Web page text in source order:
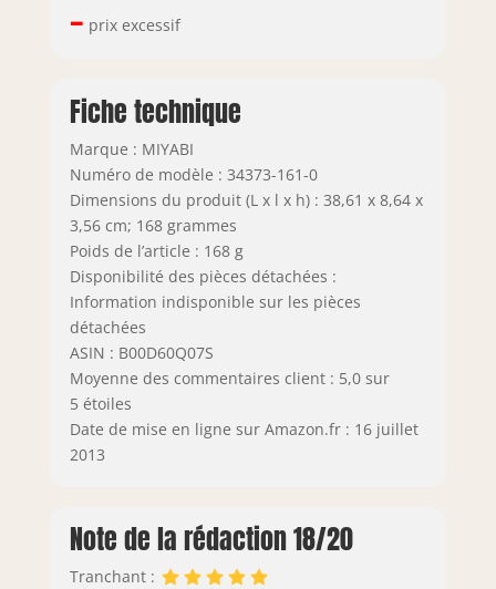
– prix excessif
Fiche technique
Marque : MIYABI
Numéro de modèle : 34373-161-0
Dimensions du produit (L x l x h) : 38,61 x 8,64 x
3,56 cm; 168 grammes
Poids de l’article : 168 g
Disponibilité des pièces détachées :
Information indisponible sur les pièces
détachées
ASIN : B00D60Q07S
Moyenne des commentaires client : 5,0 sur
5 étoiles
Date de mise en ligne sur Amazon.fr : 16 juillet
2013
Note de la rédaction 18/20
Tranchant :